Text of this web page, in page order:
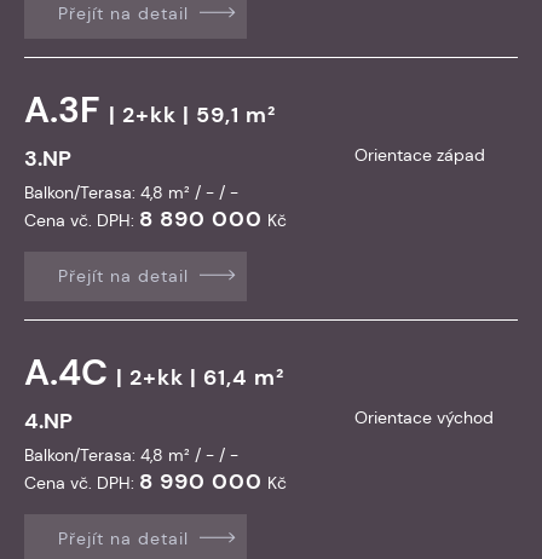
Přejít na detail
A.3F | 2+kk | 59,1 m²
3.NP
Orientace západ
Balkon/Terasa: 4,8 m² / - / -
Cena vč. DPH: 8 890 000 Kč
Přejít na detail
A.4C | 2+kk | 61,4 m²
4.NP
Orientace východ
Balkon/Terasa: 4,8 m² / - / -
Cena vč. DPH: 8 990 000 Kč
Přejít na detail